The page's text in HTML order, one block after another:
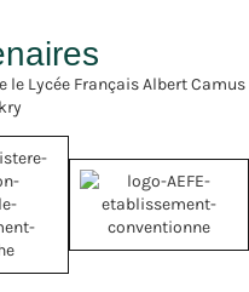
le Lycée Français Albert Camus